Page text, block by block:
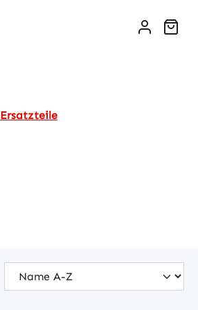
Ersatzteile